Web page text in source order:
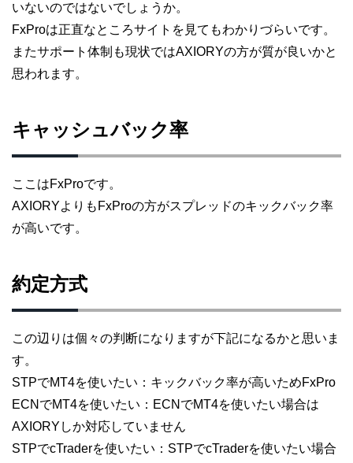
いないのではないでしょうか。
FxProは正直なところサイトを見てもわかりづらいです。
またサポート体制も現状ではAXIORYの方が質が良いかと
思われます。
キャッシュバック率
ここはFxProです。
AXIORYよりもFxProの方がスプレッドのキックバック率
が高いです。
約定方式
この辺りは個々の判断になりますが下記になるかと思いま
す。
STPでMT4を使いたい：キックバック率が高いためFxPro
ECNでMT4を使いたい：ECNでMT4を使いたい場合は
AXIORYしか対応していません
STPでcTraderを使いたい：STPでcTraderを使いたい場合